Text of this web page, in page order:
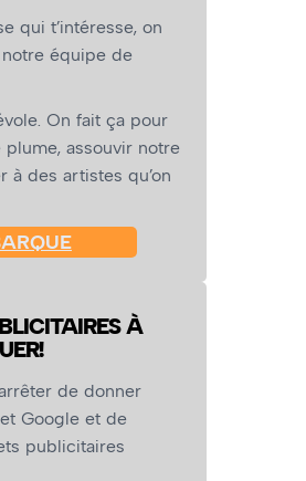
qui t’intéresse, on
équipe de
On fait ça pour
assouvir notre
à des artistes qu’on
À
de donner
Google et de
publicitaires